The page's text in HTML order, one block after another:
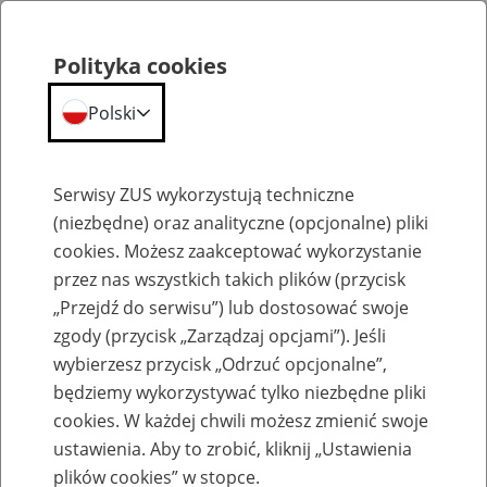
Emerytury
Baza zlikwidowanych lub
przekształconych zakładów pracy
Polityka cookies
Polski
Serwisy ZUS wykorzystują techniczne
(niezbędne) oraz analityczne (opcjonalne) pliki
cookies. Możesz zaakceptować wykorzystanie
przez nas wszystkich takich plików (przycisk
„Przejdź do serwisu”) lub dostosować swoje
zgody (przycisk „Zarządzaj opcjami”). Jeśli
wybierzesz przycisk „Odrzuć opcjonalne”,
będziemy wykorzystywać tylko niezbędne pliki
cookies. W każdej chwili możesz zmienić swoje
ustawienia. Aby to zrobić, kliknij „Ustawienia
plików cookies” w stopce.